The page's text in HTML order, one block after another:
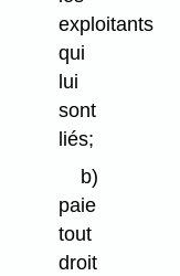
exploitants
qui
lui
sont
liés;
b)
paie
tout
droit